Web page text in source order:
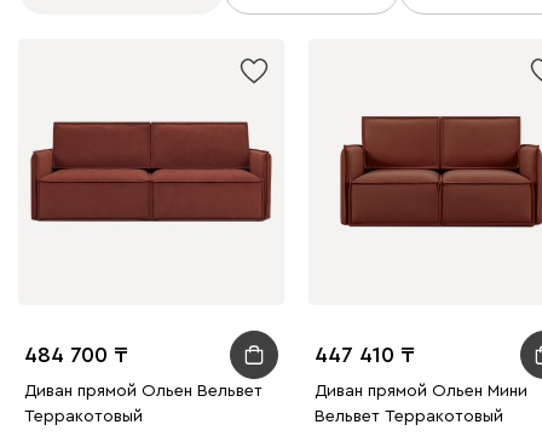
Бежевый Графит Молочный
484 700
Диван прямой Ольен Вельвет
Терракотовый
447 410
Диван прямой Ольен Мини
Вельвет Терракотовый